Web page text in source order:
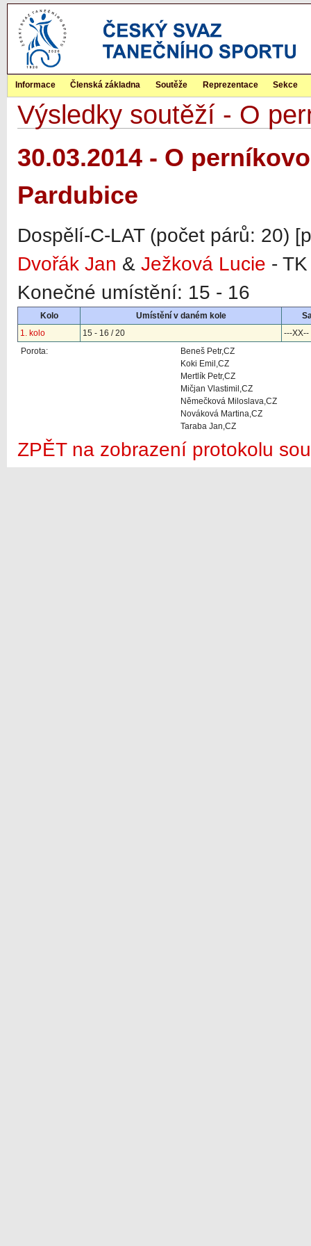
Informace Členská základna Soutěže Reprezentace Sekce
Výsledky soutěží - O
30.03.2014 - O
Pardubice
Dospělí-C-LAT (počet párů: 20)
Dvořák Jan & Ježková Lucie -
Konečné umístění: 15 - 16
Kolo Umístění v daném kole
1. kolo
15 - 16 / 20
---XX--
Porota:
Beneš Petr,CZ
Koki Emil,CZ
Mertlík Petr,CZ
Mičjan Vlastimil,CZ
Němečková Miloslava,CZ
Nováková Martina,CZ
Taraba Jan,CZ
ZPĚT na zobrazení protokolu